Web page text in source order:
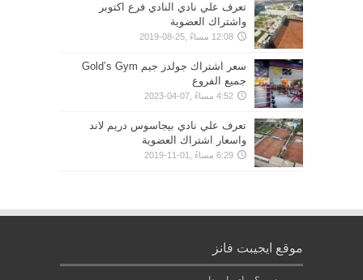
تعرف علي نادي النادي فرع اكتوبر
واشتراك العضوية
12:08 مساءً ,25-08-2019
سعر اشتراك جولدز جيم Gold’s Gym
جميع الفروع
4:52 مساءً ,07-04-2023
تعرف علي نادي بيجاسوس دريم لاند
واسعار اشتراك العضوية
6:29 مساءً ,01-11-2019
موقع ايجيبت فانز